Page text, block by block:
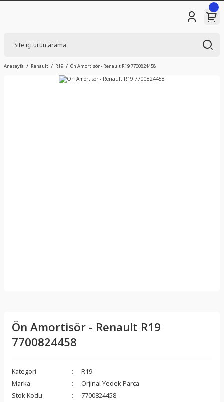
Anasayfa Renault R19 Ön Amortisör - Renault R19 7700824458
Ön Amortisör - Renault R19
7700824458
Kategori
R19
Marka
Orjinal Yedek Parça
Stok Kodu
7700824458